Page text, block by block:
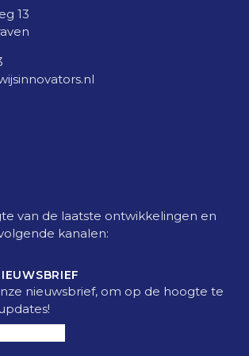
13
van de laatste ontwikkelingen en
kanalen:
nieuwsbrief, om op de hoogte te